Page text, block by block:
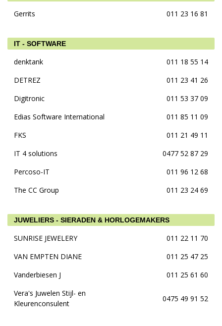
Gerrits 011 23 16 81
IT - SOFTWARE
denktank
011 18 55 14
DETREZ
011 23 41 26
Digitronic
011 53 37 09
Edias Software International
011 85 11 09
FKS
011 21 49 11
IT 4 solutions
0477 52 87 29
Percoso-IT
011 96 12 68
The CC Group
011 23 24 69
JUWELIERS - SIERADEN & HORLOGEMAKERS
SUNRISE JEWELERY
011 22 11 70
VAN EMPTEN DIANE
011 25 47 25
Vanderbiesen J
011 25 61 60
Vera's Juwelen Stijl- en
Kleurenconsulent
0475 49 91 52